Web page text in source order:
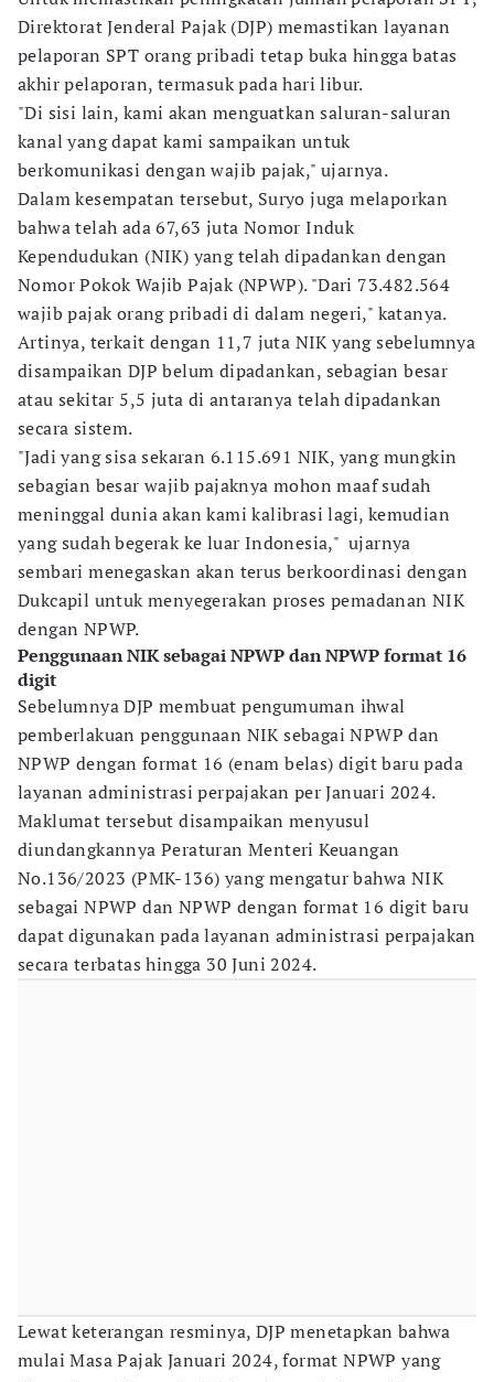
Direktorat Jenderal Pajak (DJP) memastikan layanan
pelaporan SPT orang pribadi tetap buka hingga batas
akhir pelaporan, termasuk pada hari libur.
"Di sisi lain, kami akan menguatkan saluran-saluran
kanal yang dapat kami sampaikan untuk
berkomunikasi dengan wajib pajak," ujarnya.
Dalam kesempatan tersebut, Suryo juga melaporkan
bahwa telah ada 67,63 juta Nomor Induk
Kependudukan (NIK) yang telah dipadankan dengan
Nomor Pokok Wajib Pajak (NPWP). "Dari 73.482.564
wajib pajak orang pribadi di dalam negeri," katanya.
Artinya, terkait dengan 11,7 juta NIK yang sebelumnya
disampaikan DJP belum dipadankan, sebagian besar
atau sekitar 5,5 juta di antaranya telah dipadankan
secara sistem.
"Jadi yang sisa sekaran 6.115.691 NIK, yang mungkin
sebagian besar wajib pajaknya mohon maaf sudah
meninggal dunia akan kami kalibrasi lagi, kemudian
yang sudah begerak ke luar Indonesia," ujarnya
sembari menegaskan akan terus berkoordinasi dengan
Dukcapil untuk menyegerakan proses pemadanan NIK
dengan NPWP.
Penggunaan NIK sebagai NPWP dan NPWP format 16
digit
Sebelumnya DJP membuat pengumuman ihwal
pemberlakuan penggunaan NIK sebagai NPWP dan
NPWP dengan format 16 (enam belas) digit baru pada
layanan administrasi perpajakan per Januari 2024.
Maklumat tersebut disampaikan menyusul
diundangkannya Peraturan Menteri Keuangan
No.136/2023 (PMK-136) yang mengatur bahwa NIK
sebagai NPWP dan NPWP dengan format 16 digit baru
dapat digunakan pada layanan administrasi perpajakan
secara terbatas hingga 30 Juni 2024.
Lewat keterangan resminya, DJP menetapkan bahwa
mulai Masa Pajak Januari 2024, format NPWP yang